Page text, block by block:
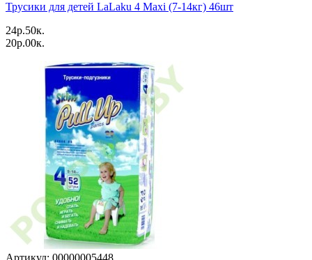
Трусики для детей LaLaku 4 Maxi (7-14кг) 46шт
24p.50к.
20p.00к.